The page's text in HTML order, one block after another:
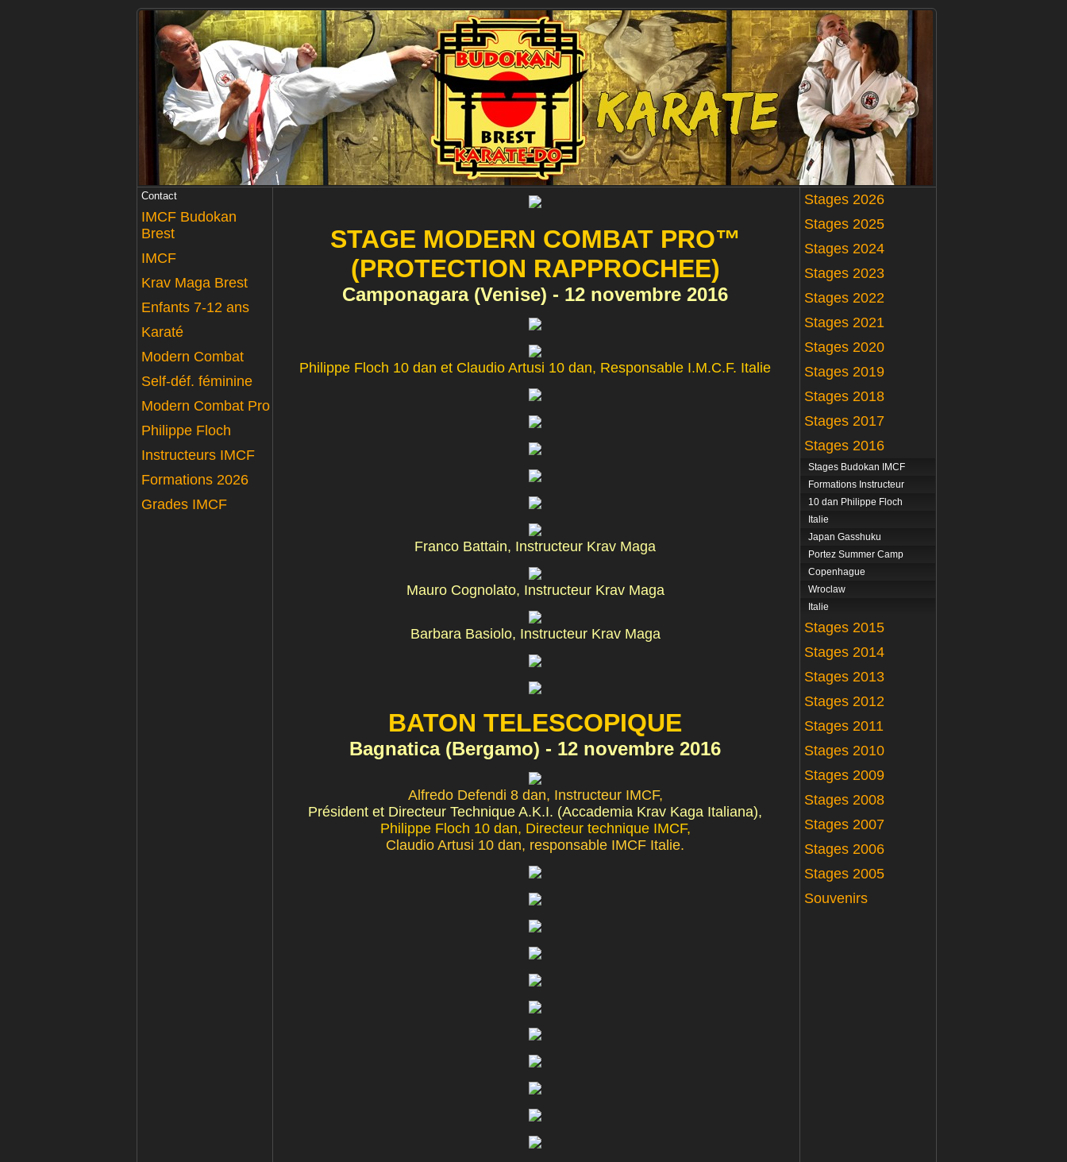
Contact
IMCF Budokan
Brest
IMCF
Krav Maga Brest
Enfants 7-12 ans
Karaté
Modern Combat
Self-déf. féminine
Modern Combat Pro
Philippe Floch
Instructeurs IMCF
Formations 2026
Grades IMCF
STAGE MODERN COMBAT PRO™
(PROTECTION RAPPROCHEE)
Camponagara (Venise) - 12 novembre 2016
Philippe Floch 10 dan et Claudio Artusi 10 dan, Responsable I.M.C.F. Italie
Franco Battain, Instructeur Krav Maga
Mauro Cognolato, Instructeur Krav Maga
Barbara Basiolo, Instructeur Krav Maga
BATON TELESCOPIQUE
Bagnatica (Bergamo) - 12 novembre 2016
Alfredo Defendi 8 dan, Instructeur IMCF,
Président et Directeur Technique A.K.I. (Accademia Krav Kaga Italiana),
Philippe Floch 10 dan, Directeur technique IMCF,
Claudio Artusi 10 dan, responsable IMCF Italie.
Stages 2026
Stages 2025
Stages 2024
Stages 2023
Stages 2022
Stages 2021
Stages 2020
Stages 2019
Stages 2018
Stages 2017
Stages 2016
Stages Budokan IMCF
Formations Instructeur
10 dan Philippe Floch
Italie
Japan Gasshuku
Portez Summer Camp
Copenhague
Wroclaw
Italie
Stages 2015
Stages 2014
Stages 2013
Stages 2012
Stages 2011
Stages 2010
Stages 2009
Stages 2008
Stages 2007
Stages 2006
Stages 2005
Souvenirs